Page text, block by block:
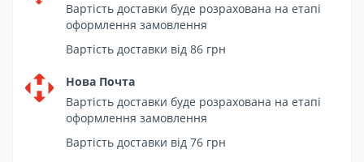
Вартість доставки буде розрахована на етапі
оформлення замовлення
Вартість доставки від 86 грн
Нова Почта
Вартість доставки буде розрахована на етапі
оформлення замовлення
Вартість доставки від 76 грн